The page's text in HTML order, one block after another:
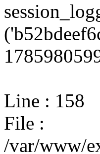
Line : 158
File :
/var/www/